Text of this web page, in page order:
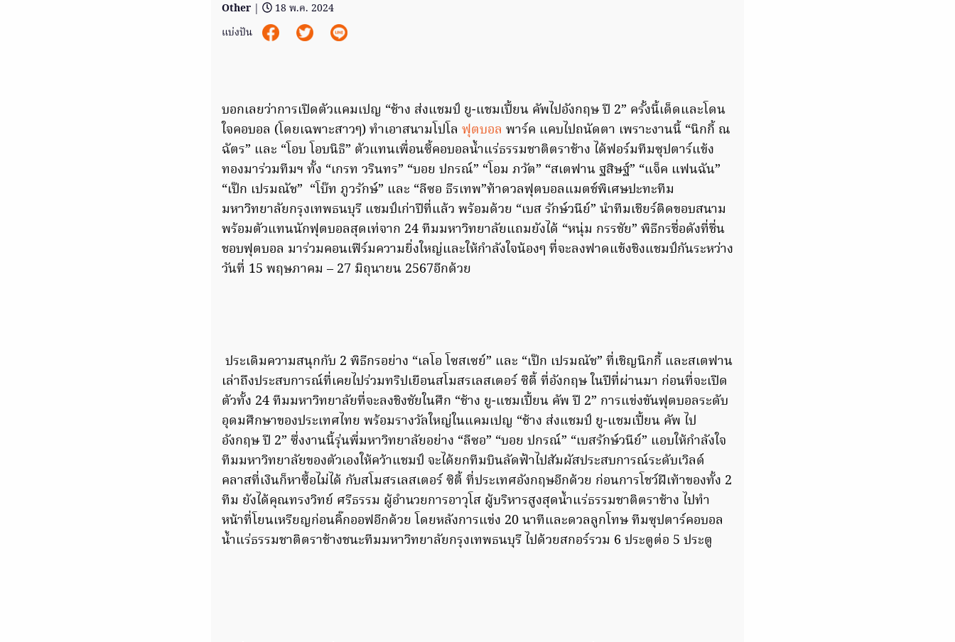
Other |
18 พ.ค. 2024
แบ่งปัน
บอกเลยว่าการเปิดตัวแคมเปญ “ช้าง ส่งแชมป์ ยู-แชมเปี้ยน คัพไปอังกฤษ ปี 2” ครั้งนี้เด็ดและโดน
ใจคอบอล (โดยเฉพาะสาวๆ) ทำเอาสนามโปโล ฟุตบอล พาร์ค แคบไปถนัดตา เพราะงานนี้ “นิกกี้ ณ
ฉัตร” และ “โอบ โอบนิธิ” ตัวแทนเพื่อนซี้คอบอลน้ำแร่ธรรมชาติตราช้าง ได้ฟอร์มทีมซุปตาร์แข้ง
ทองมาร่วมทีมฯ ทั้ง “เกรท วรินทร” “บอย ปกรณ์” “โอม ภวัต” “สเตฟาน ฐสิษฐ์” “แจ็ค แฟนฉัน”
“เป๊ก เปรมณัช” “โบ๊ท ภูวรักษ์” และ “ลีซอ ธีรเทพ”ท้าดวลฟุตบอลแมตช์พิเศษปะทะทีม
มหาวิทยาลัยกรุงเทพธนบุรี แชมป์เก่าปีที่แล้ว พร้อมด้วย “เบส รักษ์วนีย์” นำทีมเชียร์ติดขอบสนาม
พร้อมตัวแทนนักฟุตบอลสุดเท่จาก 24 ทีมมหาวิทยาลัยแถมยังได้ “หนุ่ม กรรชัย” พิธีกรชื่อดังที่ชื่น
ชอบฟุตบอล มาร่วมคอนเฟิร์มความยิ่งใหญ่และให้กำลังใจน้องๆ ที่จะลงฟาดแข้งชิงแชมป์กันระหว่าง
วันที่ 15 พฤษภาคม – 27 มิถุนายน 2567อีกด้วย
ประเดิมความสนุกกับ 2 พิธีกรอย่าง “เลโอ โซสเซย์” และ “เป๊ก เปรมณัช” ที่เชิญนิกกี้ และสเตฟาน
เล่าถึงประสบการณ์ที่เคยไปร่วมทริปเยือนสโมสรเลสเตอร์ ซิตี้ ที่อังกฤษ ในปีที่ผ่านมา ก่อนที่จะเปิด
ตัวทั้ง 24 ทีมมหาวิทยาลัยที่จะลงชิงชัยในศึก “ช้าง ยู-แชมเปี้ยน คัพ ปี 2” การแข่งขันฟุตบอลระดับ
อุดมศึกษาของประเทศไทย พร้อมรางวัลใหญ่ในแคมเปญ “ช้าง ส่งแชมป์ ยู-แชมเปี้ยน คัพ ไป
อังกฤษ ปี 2” ซึ่งงานนี้รุ่นพี่มหาวิทยาลัยอย่าง “ลีซอ” “บอย ปกรณ์” “เบสรักษ์วนีย์” แอบให้กำลังใจ
ทีมมหาวิทยาลัยของตัวเองให้คว้าแชมป์ จะได้ยกทีมบินลัดฟ้าไปสัมผัสประสบการณ์ระดับเวิลด์
คลาสที่เงินก็หาซื้อไม่ได้ กับสโมสรเลสเตอร์ ซิตี้ ที่ประเทศอังกฤษอีกด้วย ก่อนการโชว์ฝีเท้าของทั้ง 2
ทีม ยังได้คุณทรงวิทย์ ศรีธรรม ผู้อำนวยการอาวุโส ผู้บริหารสูงสุดน้ำแร่ธรรมชาติตราช้าง ไปทำ
หน้าที่โยนเหรียญก่อนคิ๊กออฟอีกด้วย โดยหลังการแข่ง 20 นาทีและดวลลูกโทษ ทีมซุปตาร์คอบอล
น้ำแร่ธรรมชาติตราช้างชนะทีมมหาวิทยาลัยกรุงเทพธนบุรี ไปด้วยสกอร์รวม 6 ประตูต่อ 5 ประตู